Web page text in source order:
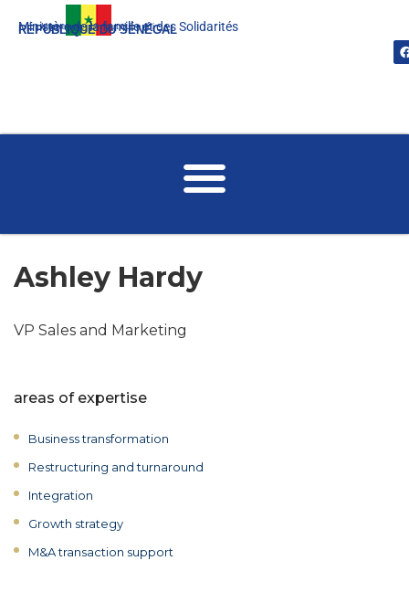
RÉPUBLIQUE DU SÉNÉGAL
Un peuple, Un but, Une foi
Ministère de la famille et des Solidarités
Ashley Hardy
VP Sales and Marketing
areas of expertise
Business transformation
Restructuring and turnaround
Integration
Growth strategy
M&A transaction support